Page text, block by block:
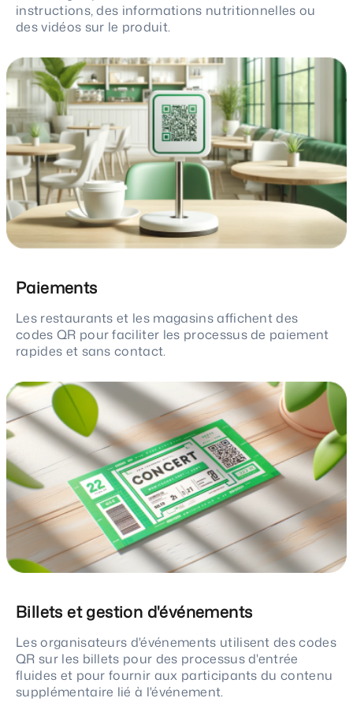
instructions, des informations nutritionnelles ou
des vidéos sur le produit.
Paiements
Les restaurants et les magasins affichent des
codes QR pour faciliter les processus de paiement
rapides et sans contact.
Billets et gestion d'événements
Les organisateurs d'événements utilisent des codes
QR sur les billets pour des processus d'entrée
fluides et pour fournir aux participants du contenu
supplémentaire lié à l'événement.